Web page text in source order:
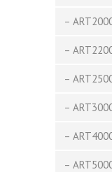
–
–
–
–
–
–